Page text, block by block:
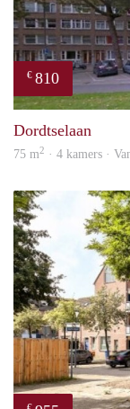
€ 810
Dordtselaan
75 m2 · 4 kamers ·